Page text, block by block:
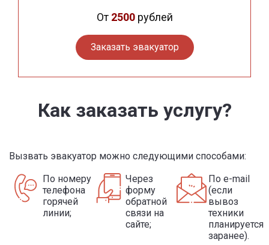
От 2500рублей
Заказать эвакуатор
Как заказать услугу?
Вызвать эвакуатор можно следующими способами:
По номеру
телефона
горячей
линии;
Через
форму
обратной
связи на
сайте;
По e-mail
(если
вывоз
техники
планируется
заранее).